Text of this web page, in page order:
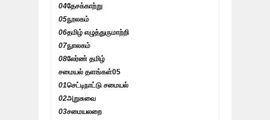
04தேசக்காற்று
05நூலகம்
06தமிழ் எழுத்துருமாற்றி
07நுாலகம்
08லேர்ண் தமிழ்
சமையல் தளங்கள்05
01செட்டிநாட்டு சமையல்
02அறுசுவை
03சமையலறை